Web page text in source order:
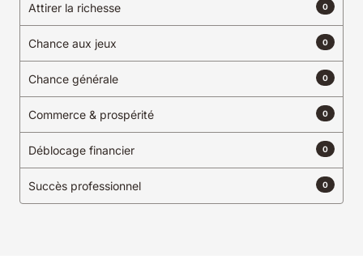
Attirer la richesse 0
Chance aux jeux 0
Chance générale 0
Commerce & prospérité 0
Déblocage financier 0
Succès professionnel 0